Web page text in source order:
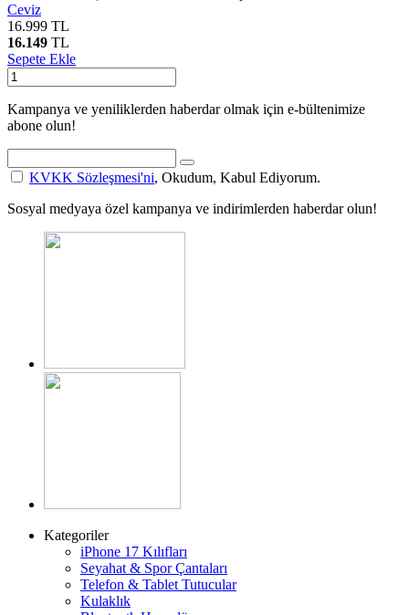
Ceviz
16.999 TL
16.149 TL
Sepete Ekle
Kampanya ve yeniliklerden haberdar olmak için e-bültenimize
abone olun!
KVKK Sözleşmesi'ni, Okudum, Kabul Ediyorum.
Sosyal medyaya özel kampanya ve indirimlerden haberdar olun!
Kategoriler
iPhone 17 Kılıfları
Seyahat & Spor Çantaları
Telefon & Tablet Tutucular
Kulaklık